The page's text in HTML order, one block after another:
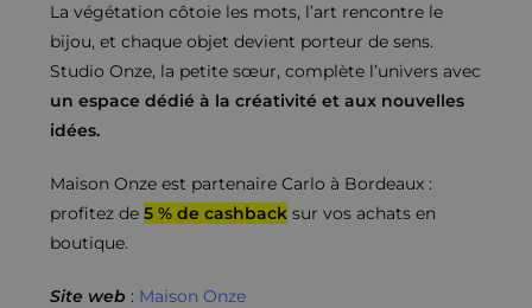
La végétation côtoie les mots, l’art rencontre le
bijou, et chaque objet devient porteur de sens.
Studio Onze, la petite sœur, complète l’univers avec
un espace dédié à la créativité et aux nouvelles
idées.
Maison Onze est partenaire Carlo à Bordeaux :
profitez de5 % de cashback sur vos achats en
boutique.
Site web : Maison Onze